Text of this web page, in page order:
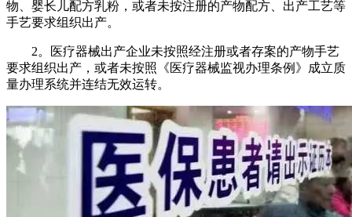
物、婴长儿配方乳粉，或者未按注册的产物配方、出产工艺等
手艺要求组织出产。
2。医疗器械出产企业未按照经注册或者存案的产物手艺
要求组织出产，或者未按照《医疗器械监视办理条例》成立质
量办理系统并连结无效运转。